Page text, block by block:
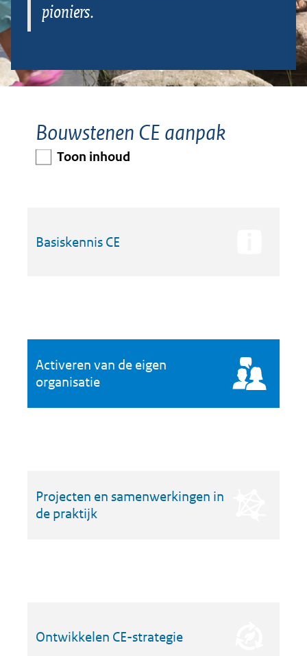
pioniers.
Bouwstenen CE aanpak
Toon inhoud
Basiskennis CE
Activeren van de eigen
organisatie
Projecten en samenwerkingen in
de praktijk
Ontwikkelen CE-strategie